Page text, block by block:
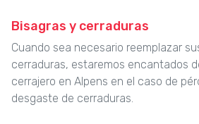
Bisagras y cerraduras
Cuando sea necesario reemplazar
cerraduras, estaremos encantados
cerrajero en Alpens en el caso de
desgaste de cerraduras.